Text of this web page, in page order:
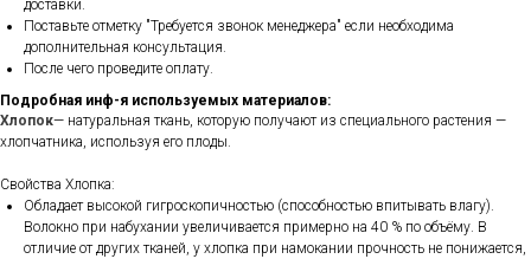
доставки.
Поставьте отметку "Требуется звонок менеджера" если необходима
дополнительная консультация.
После чего проведите оплату.
Подробная инф-я используемых материалов:
Хлопок— натуральная ткань, которую получают из специального растения —
хлопчатника, используя его плоды.
Свойства Хлопка:
Обладает высокой гигроскопичностью (способностью впитывать влагу).
Волокно при набухании увеличивается примерно на 40 % по объёму. В
отличие от других тканей, у хлопка при намокании прочность не понижается,